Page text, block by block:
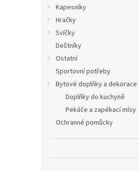
Kapesníky
Hračky
Svíčky
Deštníky
Ostatní
Sportovní potřeby
Bytové doplňky a dekorace
Doplňky do kuchyně
Pekáče a zapékací mísy
Ochranné pomůcky